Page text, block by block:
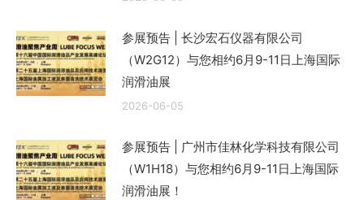
参展预告 | 长沙宏石仪器有限公司
（W2G12）与您相约6月9-11日上海国际
润滑油展
2026-06-05
参展预告 | 广州市佳林化学科技有限公司
（W1H18）与您相约6月9-11日上海国际
润滑油展！